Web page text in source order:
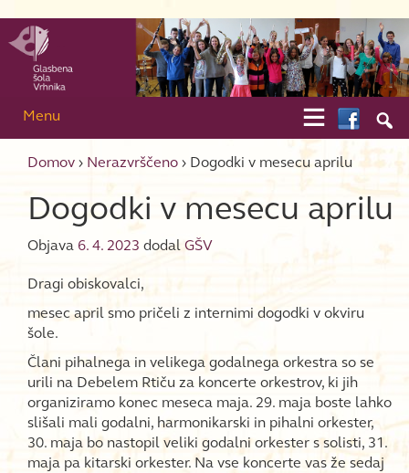

Menu 
Domov › Nerazvrščeno › Dogodki v mesecu aprilu
Dogodki v mesecu aprilu
Objava 6. 4. 2023 dodal GŠV
Dragi obiskovalci,
mesec april smo pričeli z internimi dogodki v okviru
šole.
Člani pihalnega in velikega godalnega orkestra so se
urili na Debelem Rtiču za koncerte orkestrov, ki jih
organiziramo konec meseca maja. 29. maja boste lahko
slišali mali godalni, harmonikarski in pihalni orkester,
30. maja bo nastopil veliki godalni orkester s solisti, 31.
maja pa kitarski orkester. Na vse koncerte vas že sedaj